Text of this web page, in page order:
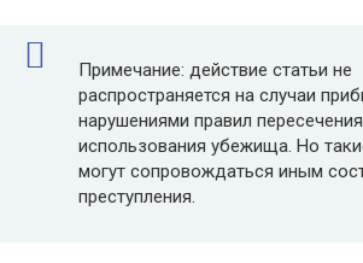
Примечание: действие статьи не
распространяется на случаи
нарушениями правил
использования убежища. Но
могут сопровождаться иным
преступления.